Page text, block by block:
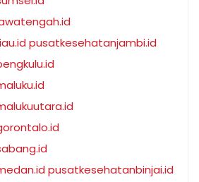
pusatkesehatanjambi.id
pusatkesehatanbinjai.id